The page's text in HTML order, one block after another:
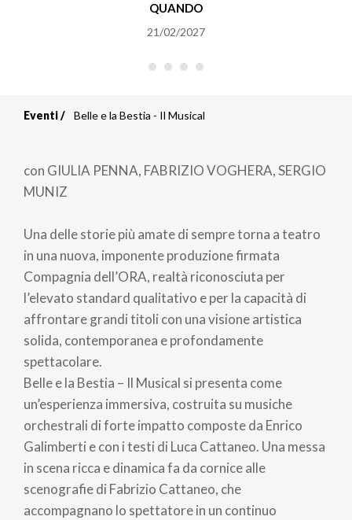
QUANDO
21/02/2027
di
pane
Eventi Belle e la Bestia - Il Musical
con GIULIA PENNA, FABRIZIO VOGHERA, SERGIO
MUNIZ
Una delle storie più amate di sempre torna a teatro
in una nuova, imponente produzione firmata
Compagnia dell’ORA, realtà riconosciuta per
l’elevato standard qualitativo e per la capacità di
affrontare grandi titoli con una visione artistica
solida, contemporanea e profondamente
spettacolare.
Belle e la Bestia – Il Musical si presenta come
un’esperienza immersiva, costruita su musiche
orchestrali di forte impatto composte da Enrico
Galimberti e con i testi di Luca Cattaneo. Una messa
in scena ricca e dinamica fa da cornice alle
scenografie di Fabrizio Cattaneo, che
accompagnano lo spettatore in un continuo